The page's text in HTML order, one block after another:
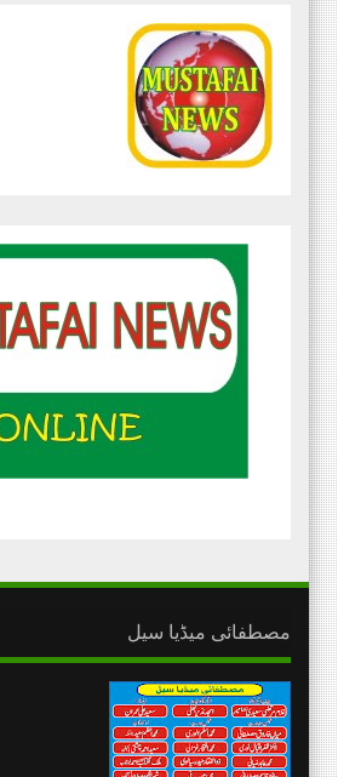
مصطفائی میڈیا سیل